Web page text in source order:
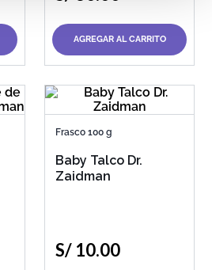
AGREGAR AL CARRITO
Frasco 100 g
Baby Talco Dr.
Zaidman
S/ 10.00